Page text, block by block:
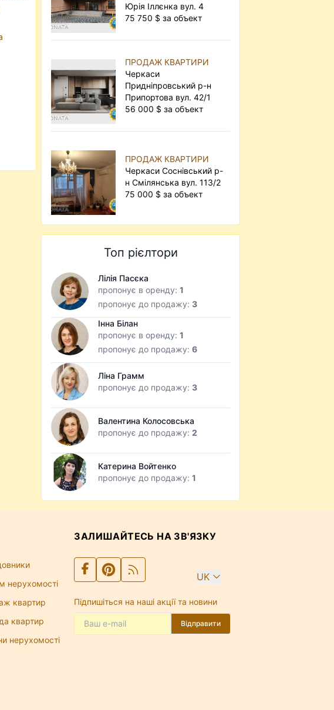
Юрія Іллєнка вул. 4
75 750 $ за объект
ПРОДАЖ КВАРТИРИ
Черкаси
Придніпровський р-н
Припортова вул. 42/1
56 000 $ за объект
ПРОДАЖ КВАРТИРИ
Черкаси Соснівський р-
н Смілянська вул. 113/2
75 000 $ за объект
Топ рієлтори
Лілія Пасєка
пропонує в оренду:1
пропонує до продажу: 3
Інна Білан
пропонує в оренду:1
пропонує до продажу:6
Ліна Грамм
пропонує до продажу: 3
Валентина Колосовська
пропонує до продажу:2
Катерина Войтенко
пропонує до продажу:1
нерухомості
квартир
квартир
нерухомості
ЗАЛИШАЙТЕСЬ НА ЗВ'ЯЗКУ
UK
Підпишіться на наші акції та новини
Відправити